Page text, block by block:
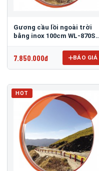
Gương cầu lồi ngoài trời
bằng inox 100cm WL-870S-
7.850.000đ BÁO GIÁ
HOT